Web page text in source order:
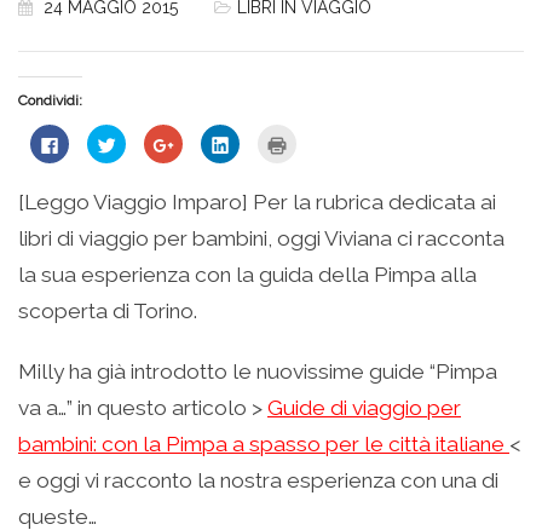
24 MAGGIO 2015 LIBRI IN VIAGGIO
Condividi:
Fai
clic
su
Facebook
(Si
apre
una
nuova
finestra)
Fai
clic
condividere
su
Twitter
(Si
apre
in
una
nuova
finestra)
Fai
clic
condividere
su
Google+
(Si
in
una
finestra)
Fai
clic
condividere
su
LinkedIn
(Si
in
una
stampare
(Si
apre
in
una
nuova
finestra)
[Leggo Viaggio Imparo] Per la rubrica dedicata ai
libri di viaggio per bambini, oggi Viviana ci racconta
la sua esperienza con la guida della Pimpa alla
scoperta di Torino.
Milly ha già introdotto le nuovissime guide “Pimpa
va a…” in questo articolo > Guide di viaggio per
bambini: con la Pimpa a spasso per le città italiane <
e oggi vi racconto la nostra esperienza con una di
queste…